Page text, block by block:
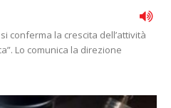
conferma la crescita dell’attività
Lo comunica la direzione